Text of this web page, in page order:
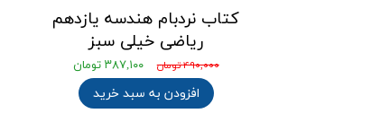
کتاب نردبام هندسه یازدهم
ریاضی خیلی سبز
۴۹۰,۰۰۰ تومان ۳۸۷,۱۰۰ تومان
افزودن به سبد خرید